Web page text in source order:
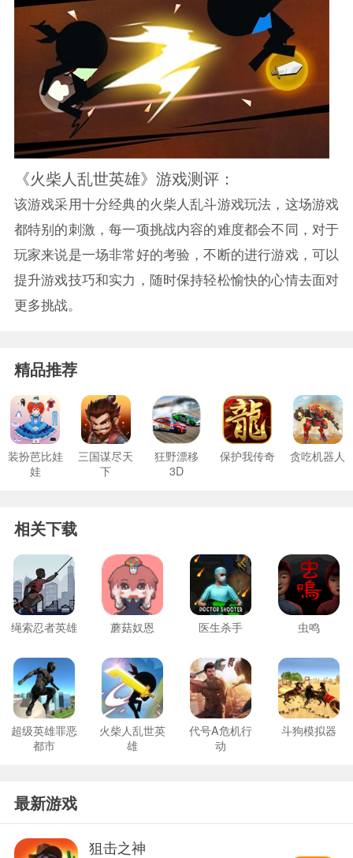
《火柴人乱世英雄》游戏测评：
该游戏采用十分经典的火柴人乱斗游戏玩法，这场游戏
都特别的刺激，每一项挑战内容的难度都会不同，对于
玩家来说是一场非常好的考验，不断的进行游戏，可以
提升游戏技巧和实力，随时保持轻松愉快的心情去面对
更多挑战。
精品推荐
装扮芭比娃
娃
三国谋尽天
下
狂野漂移
3D
保护我传奇 贪吃机器人
相关下载
绳索忍者英雄 蘑菇奴恩 医生杀手 虫鸣
超级英雄罪恶
都市
火柴人乱世英
雄
代号A危机行
动
斗狗模拟器
最新游戏
狙击之神